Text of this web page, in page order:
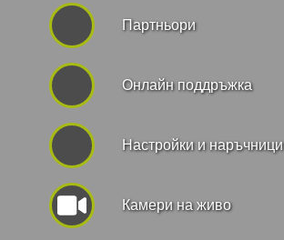
Партньори
Онлайн поддръжка
Hастройки и наръчници
Камери на живо